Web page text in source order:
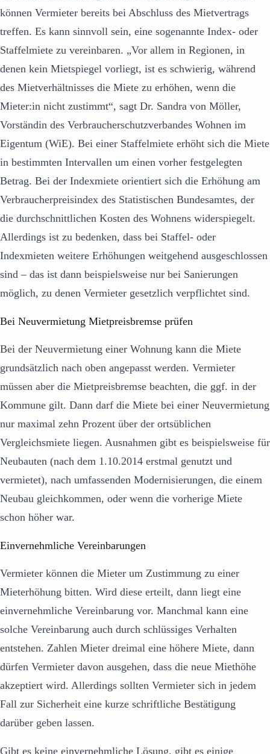
können Vermieter bereits bei Abschluss des Mietvertrags
treffen. Es kann sinnvoll sein, eine sogenannte Index- oder
Staffelmiete zu vereinbaren. „Vor allem in Regionen, in
denen kein Mietspiegel vorliegt, ist es schwierig, während
des Mietverhältnisses die Miete zu erhöhen, wenn die
Mieter:in nicht zustimmt“, sagt Dr. Sandra von Möller,
Vorständin des Verbraucherschutzverbandes Wohnen im
Eigentum (WiE). Bei einer Staffelmiete erhöht sich die Miete
in bestimmten Intervallen um einen vorher festgelegten
Betrag. Bei der Indexmiete orientiert sich die Erhöhung am
Verbraucherpreisindex des Statistischen Bundesamtes, der
die durchschnittlichen Kosten des Wohnens widerspiegelt.
Allerdings ist zu bedenken, dass bei Staffel- oder
Indexmieten weitere Erhöhungen weitgehend ausgeschlossen
sind – das ist dann beispielsweise nur bei Sanierungen
möglich, zu denen Vermieter gesetzlich verpflichtet sind.
Bei Neuvermietung Mietpreisbremse prüfen
Bei der Neuvermietung einer Wohnung kann die Miete
grundsätzlich nach oben angepasst werden. Vermieter
müssen aber die Mietpreisbremse beachten, die ggf. in der
Kommune gilt. Dann darf die Miete bei einer Neuvermietung
nur maximal zehn Prozent über der ortsüblichen
Vergleichsmiete liegen. Ausnahmen gibt es beispielsweise für
Neubauten (nach dem 1.10.2014 erstmal genutzt und
vermietet), nach umfassenden Modernisierungen, die einem
Neubau gleichkommen, oder wenn die vorherige Miete
schon höher war.
Einvernehmliche Vereinbarungen
Vermieter können die Mieter um Zustimmung zu einer
Mieterhöhung bitten. Wird diese erteilt, dann liegt eine
einvernehmliche Vereinbarung vor. Manchmal kann eine
solche Vereinbarung auch durch schlüssiges Verhalten
entstehen. Zahlen Mieter dreimal eine höhere Miete, dann
dürfen Vermieter davon ausgehen, dass die neue Miethöhe
akzeptiert wird. Allerdings sollten Vermieter sich in jedem
Fall zur Sicherheit eine kurze schriftliche Bestätigung
darüber geben lassen.
Gibt es keine einvernehmliche Lösung, gibt es einige